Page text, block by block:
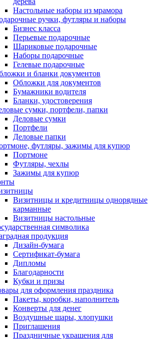
Настольные наборы из мрамора
ручки, футляры и наборы
Бизнес класса
Перьевые подарочные
Шариковые подарочные
Наборы подарочные
Гелевые подарочные
и бланки документов
Обложки для документов
Бумажники водителя
Бланки, удостоверения
сумки, портфели, папки
Деловые сумки
Портфели
Деловые папки
футляры, зажимы для купюр
Портмоне
Футляры, чехлы
Зажимы для купюр
Визитницы и кредитницы однорядные
карманные
Визитницы настольные
символика
продукция
Дизайн-бумага
Сертификат-бумага
Дипломы
Благодарности
Кубки и призы
для оформления праздника
Пакеты, коробки, наполнитель
Конверты для денег
Воздушные шары, хлопушки
Приглашения
Праздничные украшения для